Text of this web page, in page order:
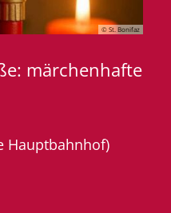
© St. Bonifaz
märchenhafte
Hauptbahnhof)